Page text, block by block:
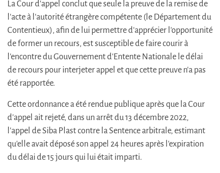
La Cour d'appel conclut que seule la preuve de la remise de
l'acte à l'autorité étrangère compétente (le Département du
Contentieux), afin de lui permettre d'apprécier l'opportunité
de former un recours, est susceptible de faire courir à
l'encontre du Gouvernement d'Entente Nationale le délai
de recours pour interjeter appel et que cette preuve n'a pas
été rapportée.
Cette ordonnance a été rendue publique après que la Cour
d'appel ait rejeté, dans un arrêt du 13 décembre 2022,
l'appel de Siba Plast contre la Sentence arbitrale, estimant
qu'elle avait déposé son appel 24 heures après l'expiration
du délai de 15 jours qui lui était imparti.